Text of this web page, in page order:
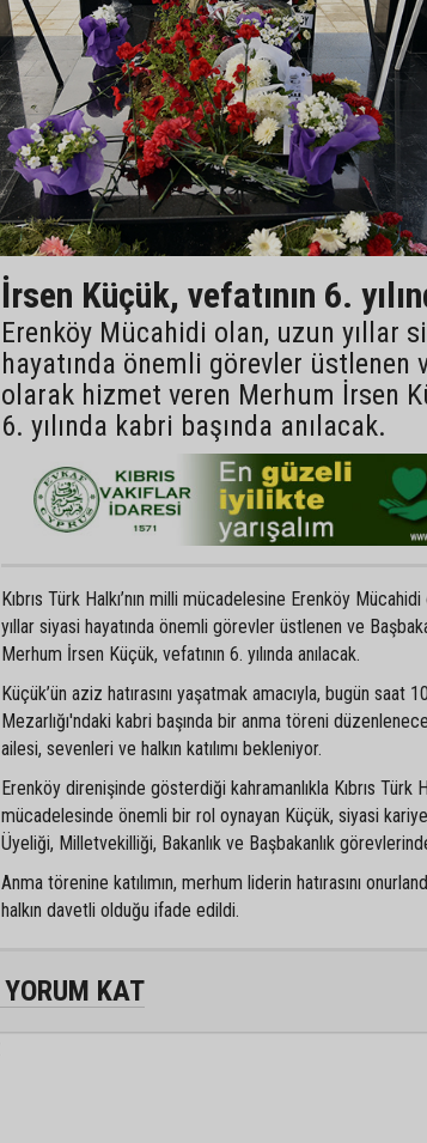
İrsen Küçük, vefatının 6.
Erenköy Mücahidi olan, uzun yıllar
hayatında önemli görevler üstlenen
olarak hizmet veren Merhum İrsen
6. yılında kabri başında anılacak.
Kıbrıs Türk Halkı’nın milli mücadelesine Erenköy
yıllar siyasi hayatında önemli görevler üstlenen ve
Merhum İrsen Küçük, vefatının 6. yılında anılacak.
Küçük’ün aziz hatırasını yaşatmak amacıyla, bugün saat
Mezarlığı'ndaki kabri başında bir anma töreni
ailesi, sevenleri ve halkın katılımı bekleniyor.
Erenköy direnişinde gösterdiği kahramanlıkla Kıbrıs Türk
mücadelesinde önemli bir rol oynayan Küçük, siyasi
Üyeliği, Milletvekilliği, Bakanlık ve Başbakanlık
Anma törenine katılımın, merhum liderin hatırasını
halkın davetli olduğu ifade edildi.
YORUM KAT